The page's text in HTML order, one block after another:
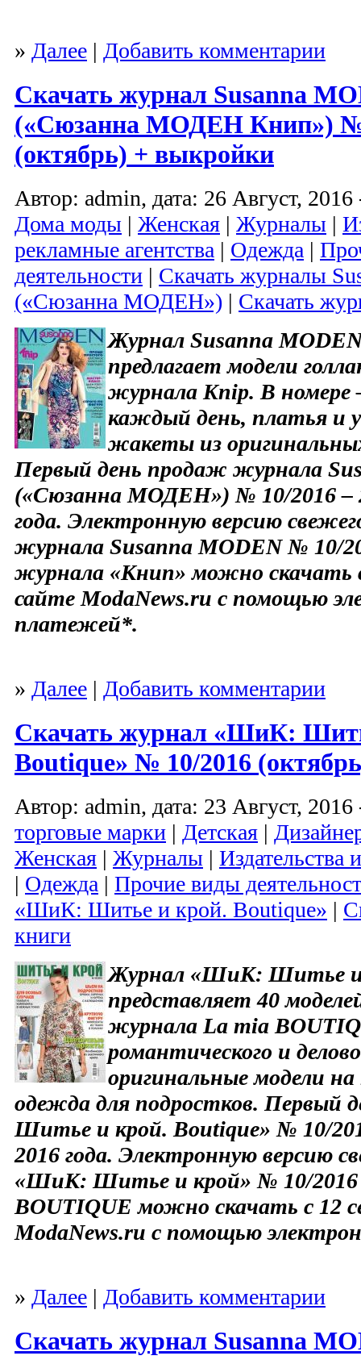
» Далее | Добавить комментарии
Скачать журнал Susanna
(«Сюзанна МОДЕН Книп») №
(октябрь) + выкройки
Автор: admin, дата: 26 Август, 2016
Дома моды | Женская | Журналы |
рекламные агентства | Одежда |
деятельности | Скачать журналы
(«Сюзанна МОДЕН») | Скачать
Журнал Susanna
предлагает модели
журнала Knip. В номере
каждый день, платья и
жакеты из
Первый день продаж журнала
(«Сюзанна МОДЕН») № 10/2016 –
года. Электронную версию
журнала Susanna MODEN № 10/
журнала «Книп» можно скачать
сайте ModaNews.ru с помощью
платежей*.
» Далее | Добавить комментарии
Скачать журнал «ШиК:
Boutique» № 10/2016
Автор: admin, дата: 23 Август, 2016
торговые марки | Детская |
Женская | Журналы | Издательства
| Одежда | Прочие виды
«ШиК: Шитье и крой. Boutique» |
книги
Журнал «ШиК: Шитье и
представляет 40
журнала La mia
романтического и
оригинальные модели
одежда для подростков.
Шитье и крой. Boutique» № 10/
2016 года. Электронную версию
«ШиК: Шитье и крой» № 10/2016
BOUTIQUE можно скачать с 12
ModaNews.ru с помощью
» Далее | Добавить комментарии
Скачать журнал Susanna